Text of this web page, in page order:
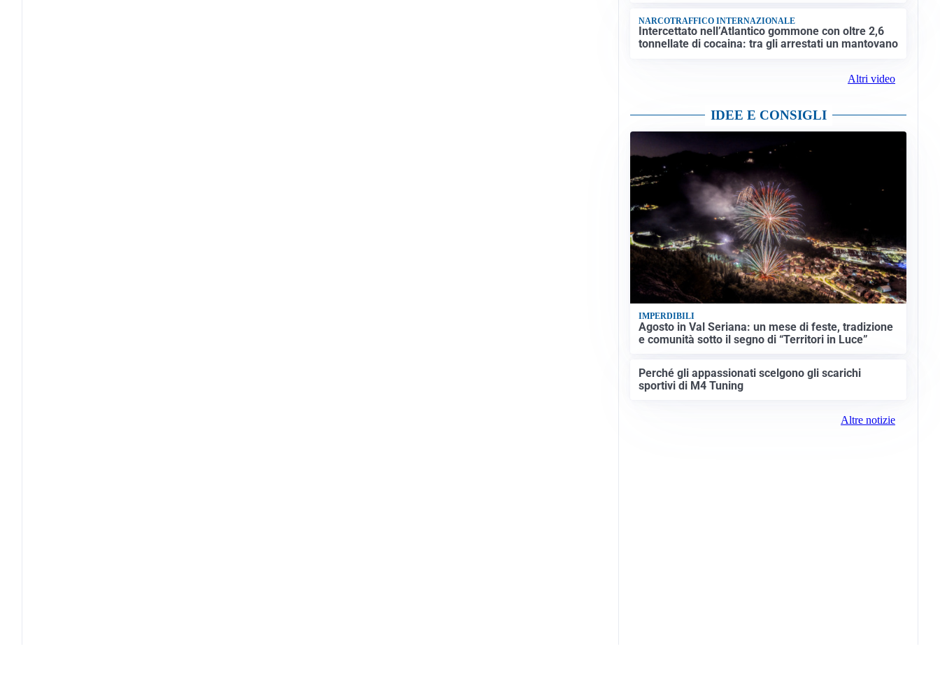
NARCOTRAFFICO INTERNAZIONALE
Intercettato nell’Atlantico gommone con oltre 2,6
tonnellate di cocaina: tra gli arrestati un mantovano
Altri video
IDEE E CONSIGLI
IMPERDIBILI
Agosto in Val Seriana: un mese di feste, tradizione
e comunità sotto il segno di “Territori in Luce”
Perché gli appassionati scelgono gli scarichi
sportivi di M4 Tuning
Altre notizie